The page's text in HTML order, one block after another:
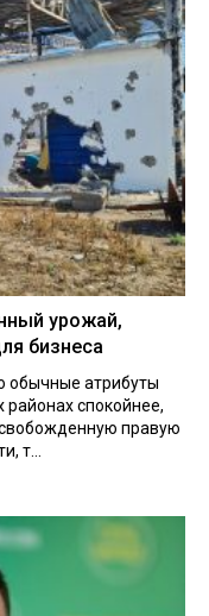
урожай,
бизнеса
обычные атрибуты
спокойнее,
правую
т...